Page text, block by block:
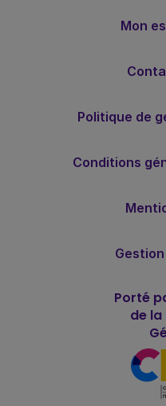
Mon
Politique de
Conditions
Porté
de la